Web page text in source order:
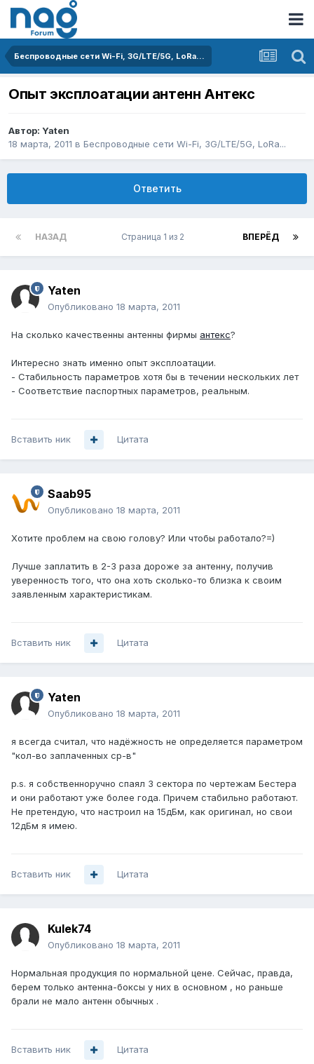
Беспроводные сети Wi-Fi, 3G/LTE/5G, LoRa...
Опыт эксплоатации антенн Антекс
Автор: Yaten
18 марта, 2011 в Беспроводные сети Wi-Fi, 3G/LTE/5G, LoRa...
Ответить
НАЗАД ВПЕРЁД
Страница 1 из 2
Yaten
Опубликовано 18 марта, 2011
На сколько качественны антенны фирмы антекс?
Интересно знать именно опыт эксплоатации.
- Стабильность параметров хотя бы в течении нескольких лет
- Соответствие паспортных параметров, реальным.
Вставить ник Цитата
Saab95
Опубликовано 18 марта, 2011
Хотите проблем на свою голову? Или чтобы работало?=)
Лучше заплатить в 2-3 раза дороже за антенну, получив
уверенность того, что она хоть сколько-то близка к своим
заявленным характеристикам.
Вставить ник Цитата
Yaten
Опубликовано 18 марта, 2011
я всегда считал, что надёжность не определяется параметром
"кол-во заплаченных ср-в"
p.s. я собственноручно спаял 3 сектора по чертежам Бестера
и они работают уже более года. Причем стабильно работают.
Не претендую, что настроил на 15дБм, как оригинал, но свои
12дБм я имею.
Вставить ник Цитата
Kulek74
Опубликовано 18 марта, 2011
Нормальная продукция по нормальной цене. Сейчас, правда,
берем только антенна-боксы у них в основном , но раньше
брали не мало антенн обычных .
Вставить ник Цитата